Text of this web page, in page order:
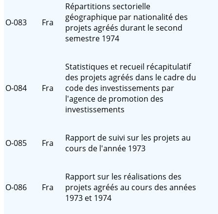
O-083 Fra
Répartitions sectorielle
géographique par nationalité des
projets agréés durant le second
semestre 1974
O-084 Fra
Statistiques et recueil récapitulatif
des projets agréés dans le cadre du
code des investissements par
l'agence de promotion des
investissements
O-085 Fra
Rapport de suivi sur les projets au
cours de l'année 1973
O-086 Fra
Rapport sur les réalisations des
projets agréés au cours des années
1973 et 1974